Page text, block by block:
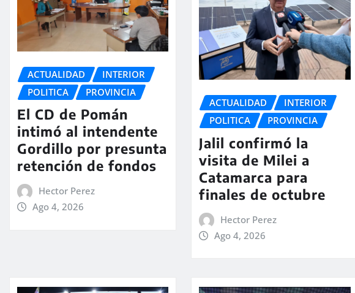
ACTUALIDAD
INTERIOR
POLITICA
PROVINCIA
El CD de Pomán
intimó al intendente
Gordillo por presunta
retención de fondos
Hector Perez
Ago 4, 2026
ACTUALIDAD
INTERIOR
POLITICA
PROVINCIA
Jalil confirmó la
visita de Milei a
Catamarca para
finales de octubre
Hector Perez
Ago 4, 2026